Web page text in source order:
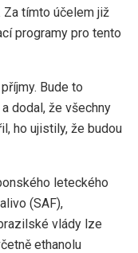
Za tímto účelem již
programy pro tento
Bude to
dodal, že všechny
ho ujistily, že budou
leteckého
(SAF),
vlády lze
ethanolu